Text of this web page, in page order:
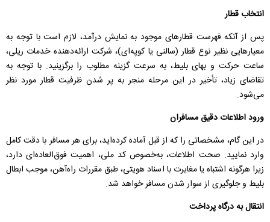
انتخاب قطار
پس از آنکه فهرست قطارهای موجود به نمایش درآمد، لازم است با توجه به
معیارهایی نظیر نوع قطار (سالنی یا کوپه‌ای)، شرکت ارائه‌دهنده خدمات ریلی،
ساعت حرکت و بهای بلیط، به سرعت گزینه مطلوب را برگزینید. با توجه به
تقاضای زیاد، تأخیر در این مرحله منجر به پر شدن ظرفیت قطار مورد نظر
می‌شود.
ورود اطلاعات دقیق مسافران
در این گام، مشخصاتی را که از قبل آماده کرده‌اید، برای هر مسافر با دقت کامل
وارد نمایید. صحت اطلاعات، به‌خصوص کد ملی، اهمیت فوق‌العاده‌ای دارد،
زیرا هرگونه اشتباه یا مغایرت با اسناد هویتی، طبق مقررات راه‌آهن، موجب ابطال
بلیط و جلوگیری از سوار شدن مسافر خواهد شد.
انتقال به درگاه پرداخت